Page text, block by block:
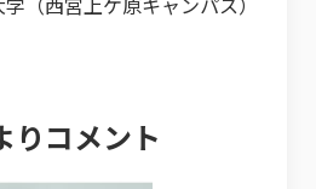
りコメント